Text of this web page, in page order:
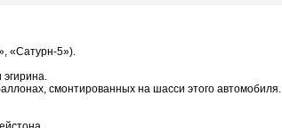
«Сатурн-5»).
эгирина.
смонтированных на шасси этого автомобиля.